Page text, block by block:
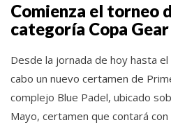
Comienza el torneo
categoría Copa Gear
Desde la jornada de hoy hasta
cabo un nuevo certamen de
complejo Blue Padel, ubicado
Mayo, certamen que contará